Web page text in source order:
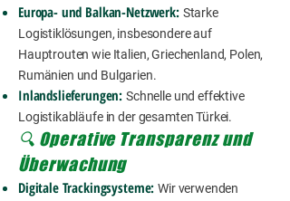
Europa- und Balkan-Netzwerk: Starke
Logistiklösungen, insbesondere auf
Hauptrouten wie Italien, Griechenland, Polen,
Rumänien und Bulgarien.
Inlandslieferungen: Schnelle und effektive
Logistikabläufe in der gesamten Türkei.
🔍 Operative Transparenz und
Überwachung
Digitale Trackingsysteme:Wir verwenden